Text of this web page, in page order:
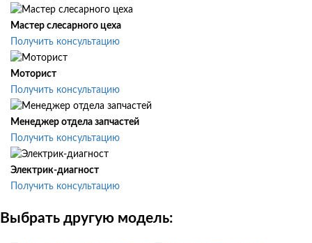
Мастер слесарного цеха
Получить консультацию
Моторист
Получить консультацию
Менеджер отдела запчастей
Получить консультацию
Электрик-диагност
Получить консультацию
Выбрать другую модель: